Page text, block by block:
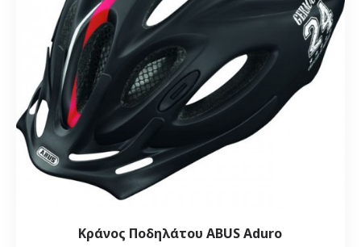
Κράνος Ποδηλάτου ABUS Aduro